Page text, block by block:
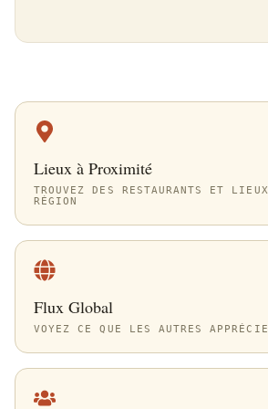
Lieux à Proximité
TROUVEZ DES RESTAURANTS ET
RÉGION
Flux Global
VOYEZ CE QUE LES AUTRES